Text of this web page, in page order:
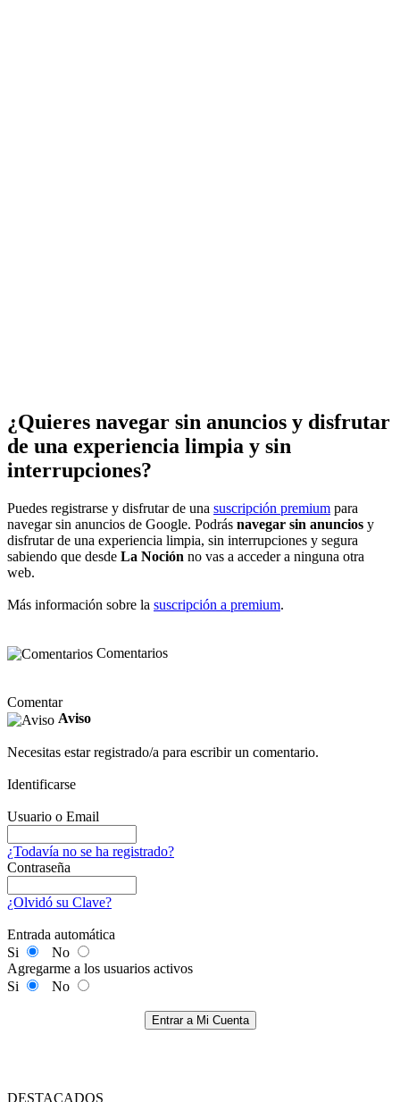
¿Quieres navegar sin anuncios y disfrutar
de una experiencia limpia y sin
interrupciones?
Puedes registrarse y disfrutar de una suscripción premium para
navegar sin anuncios de Google. Podrás navegar sin anuncios y
disfrutar de una experiencia limpia, sin interrupciones y segura
sabiendo que desde La Noción no vas a acceder a ninguna otra
web.
Más información sobre la suscripción a premium.
Comentarios
Comentar
Aviso
Necesitas estar registrado/a para escribir un comentario.
Identificarse
Usuario o Email
¿Todavía no se ha registrado?
Contraseña
¿Olvidó su Clave?
Entrada automática
Si
No
Agregarme a los usuarios activos
Si
No
Entrar a Mi Cuenta
DESTACADOS